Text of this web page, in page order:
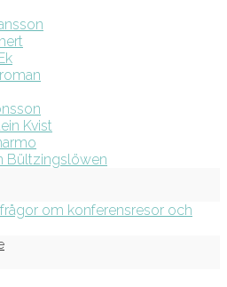
Kvist
Bültzingslöwen
frågor om konferensresor och